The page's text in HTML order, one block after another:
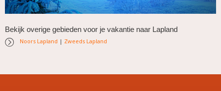
Bekijk overige gebieden voor je vakantie naar Lapland
Noors Lapland | Zweeds Lapland